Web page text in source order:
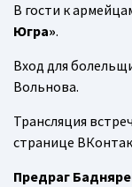
В гости к
Югра».
Вход для
Вольнова.
Трансляция
странице
Предраг